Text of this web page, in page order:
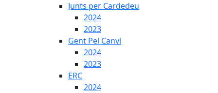
Junts per Cardedeu
2024
2023
Gent Pel Canvi
2024
2023
ERC
2024